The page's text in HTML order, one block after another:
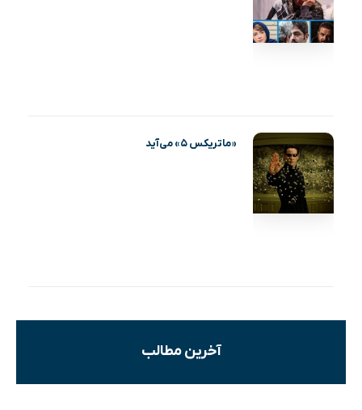
«ماتریکس ۵» می‌آید
آخرین مطالب